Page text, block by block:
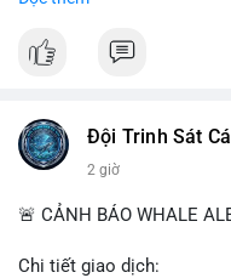
#binancesquare
$btc
📰 Nguồn: Cointelegraph
Đội Trinh Sát
2 giờ
🚨 CẢNH BÁO WHALE
Chi tiết giao dịch: